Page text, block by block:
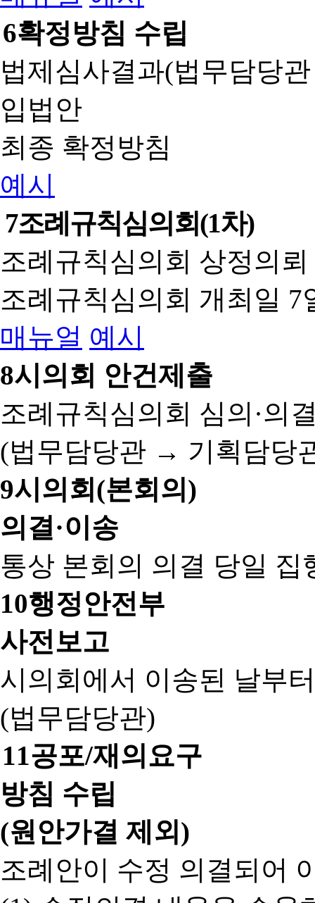
6확정방침 수립
법제심사결과(법무담당
입법안
최종 확정방침
예시
7조례규칙심의회(1차)
조례규칙심의회 상정의
조례규칙심의회 개최일 7
매뉴얼 예시
8시의회 안건제출
조례규칙심의회 심의·의
(법무담당관 → 기획담당
9시의회(본회의)
의결·이송
통상 본회의 의결 당일 집
10행정안전부
사전보고
시의회에서 이송된 날부
(법무담당관)
11공포/재의요구
방침 수립
(원안가결 제외)
조례안이 수정 의결되어